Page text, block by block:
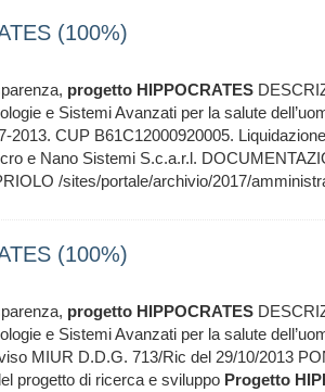
(100%)
progetto HIPPOCRATES
e Sistemi Avanzati per la salute
2013. CUP B61C12000920005.
e Nano Sistemi S.c.a.r.l.
/sites/portale/archivio/2017/
(100%)
progetto HIPPOCRATES
e Sistemi Avanzati per la salute
MIUR D.D.G. 713/Ric del 29/10/2013
progetto di ricerca e sviluppo Progetto